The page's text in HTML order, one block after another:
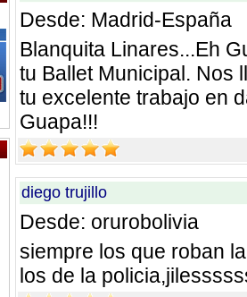
Desde: Madrid-España
Blanquita Linares...Eh
tu Ballet Municipal. Nos
tu excelente trabajo en
Guapa!!!
diego trujillo
Desde: orurobolivia
siempre los que roban
los de la